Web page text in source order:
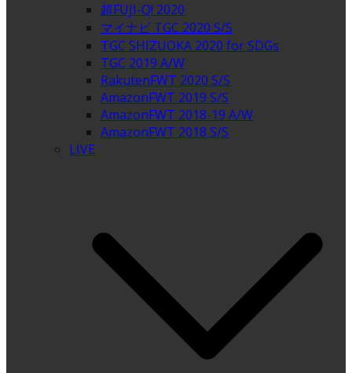
超FUJI-Q! 2020
マイナビ TGC 2020 S/S
TGC SHIZUOKA 2020 for SDGs
TGC 2019 A/W
RakutenFWT 2020 S/S
AmazonFWT 2019 S/S
AmazonFWT 2018-19 A/W
AmazonFWT 2018 S/S
LIVE